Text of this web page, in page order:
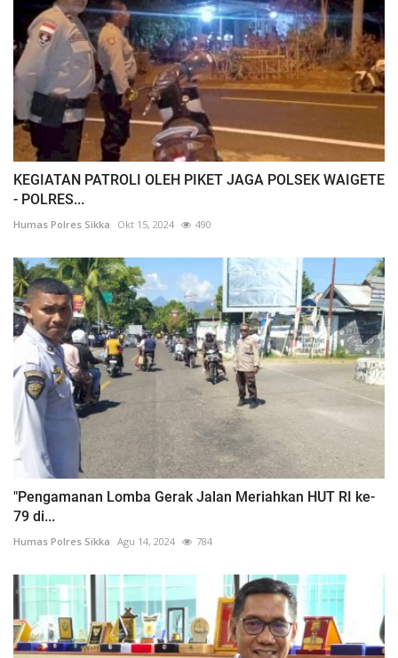
KEGIATAN PATROLI OLEH PIKET JAGA POLSEK WAIGETE
- POLRES...
Humas Polres Sikka Okt 15, 2024 490
"Pengamanan Lomba Gerak Jalan Meriahkan HUT RI ke-
79 di...
Humas Polres Sikka Agu 14, 2024 784